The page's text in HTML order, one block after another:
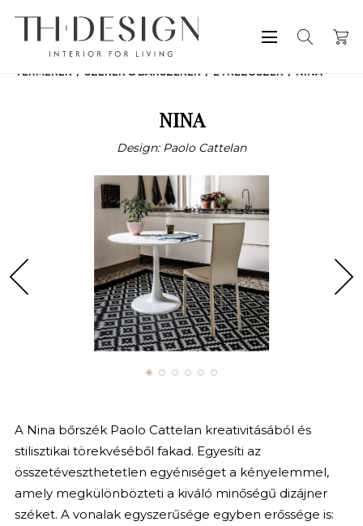
TERMÉKEK SZÉKEK & BÁRSZÉKEK ÉTKEZŐSZÉK NINA
NINA
Design: Paolo Cattelan
A Nina bőrszék Paolo Cattelan kreativitásából és
stilisztikai törekvéséből fakad. Egyesíti az
összetéveszthetetlen egyéniséget a kényelemmel,
amely megkülönbözteti a kiváló minőségű dizájner
széket. A vonalak egyszerűsége egyben erőssége is: